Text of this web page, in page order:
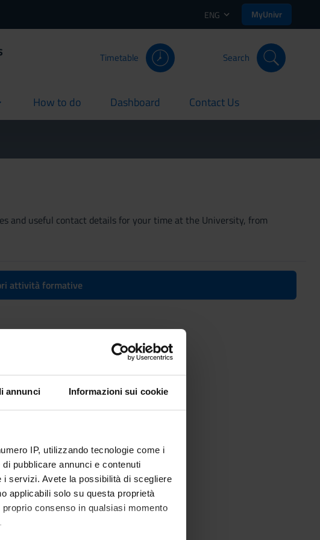
annunci Informazioni sui cookie
IP, utilizzando tecnologie come i
pubblicare annunci e contenuti
servizi. Avete la possibilità di scegliere
applicabili solo su questa proprietà
consenso in qualsiasi momento
ENG MyUnivr
Timetable Search
How to do
current Dashboard
current Contact Us
current
and useful contact details for your time at the University, from
attività formative
in Cultural Heritage